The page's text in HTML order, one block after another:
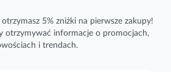
5% zniżki na pierwsze zakupy!
otrzymywać informacjeo promocjach,
i trendach.